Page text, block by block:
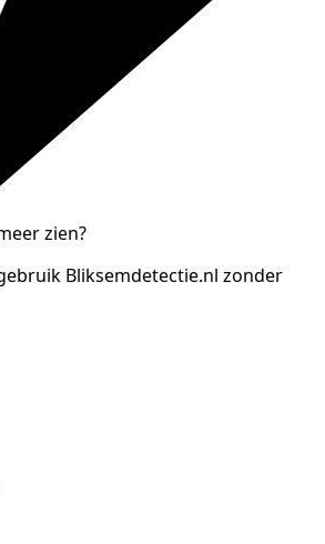
zien?
Bliksemdetectie.nl zonder